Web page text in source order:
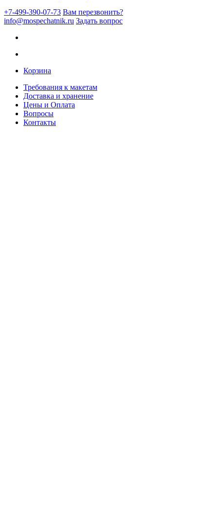
+7-499-390-07-73 Вам перезвонить?
info@mospechatnik.ru Задать вопрос
Корзина
Требования к макетам
Доставка и хранение
Цены и Оплата
Вопросы
Контакты